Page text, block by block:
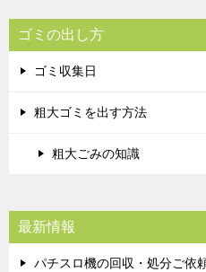
ゴミの出し方
ゴミ収集日
粗大ゴミを出す方法
粗大ごみの知識
最新情報
パチスロ機の回収・処分ご